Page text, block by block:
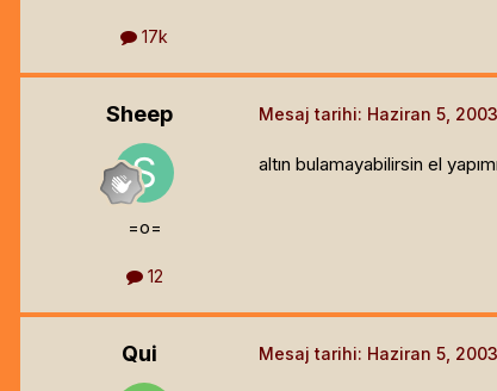
17k
Sheep
=o=
12
Mesaj tarihi: Haziran 5, 2003
altın bulamayabilirsin el
Qui Mesaj tarihi: Haziran 5, 2003